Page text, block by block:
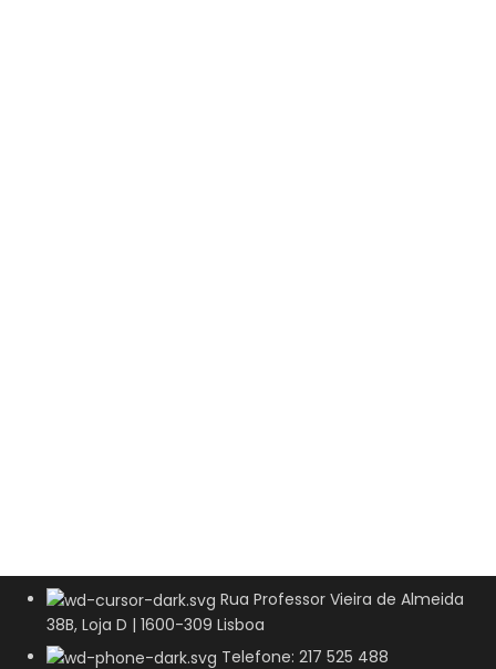
Rua Professor Vieira de Almeida
38B, Loja D | 1600-309 Lisboa
Telefone: 217 525 488